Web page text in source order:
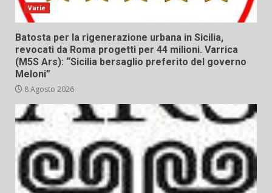
Varie
Batosta per la rigenerazione urbana in Sicilia,
revocati da Roma progetti per 44 milioni. Varrica
(M5S Ars): “Sicilia bersaglio preferito del governo
Meloni”
8 Agosto 2026